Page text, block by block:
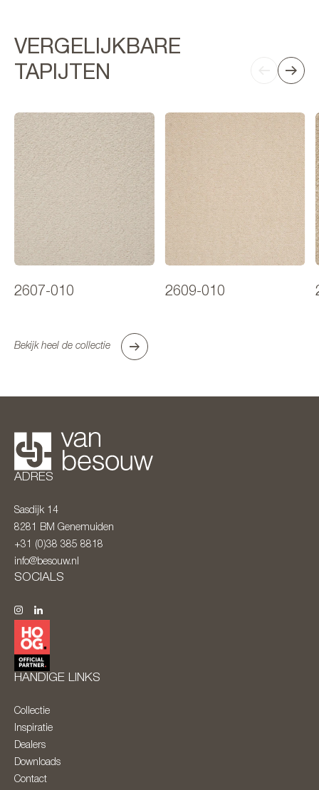
VERGELIJKBARE
TAPIJTEN
2607-010 2609-010
Bekijk heel de collectie
ADRES
Sasdijk 14
8281 BM Genemuiden
+31 (0)38 385 8818
info@besouw.nl
SOCIALS
HANDIGE LINKS
Collectie
Inspiratie
Dealers
Downloads
Contact